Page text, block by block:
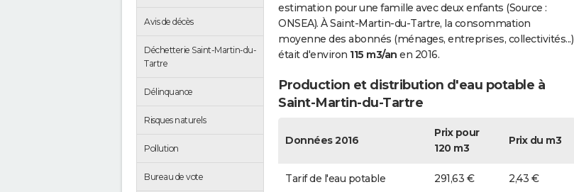
Avis de décès
Déchetterie Saint-Martin-du-
Tartre
Délinquance
Risques naturels
Pollution
Bureau de vote
estimation pour une famille avec deux enfants (Source :
ONSEA). À Saint-Martin-du-Tartre, la consommation
moyenne des abonnés (ménages, entreprises, collectivités...)
était d'environ 115 m3/an en 2016.
Production et distribution d'eau potable à
Saint-Martin-du-Tartre
Données 2016
Prix pour
120 m3
Prix du m3
Tarif de l'eau potable 291,63 € 2,43 €